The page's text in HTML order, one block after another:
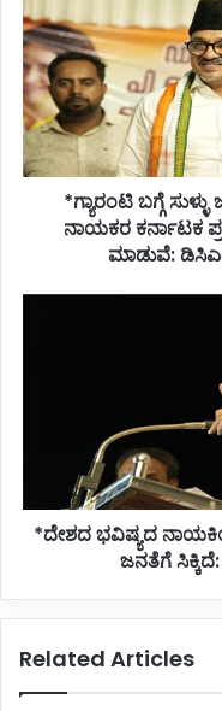
ಸುಳ್ಳು
ಜಾಹೀರಾತು
ನೀಡುತ್ತಿರುವ
ಮಹಾಯುತಿ
ನಾಯಕರ
ಕರ್ನಾಟಕ
ಪ್ರವಾಸಕ್ಕೆ
ಮಾಡುವೆ:
*ಗ್ಯಾರಂಟಿ ಬಗ್ಗೆ
ನಾಯಕರ ಕರ್ನಾಟಕ
ಮಾಡುವೆ:
ಸಿಕ್ಕಿದೆ:
ಡಿಸಿಎಂ
*ದೇಶದ ಭವಿಷ್ಯದ
ಜನತೆಗೆ
Related Articles